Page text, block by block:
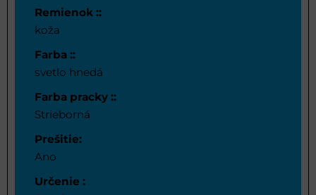
Remienok ::
koža
Farba ::
svetlo hnedá
Farba pracky ::
Strieborná
Prešitie:
Ano
Určenie :